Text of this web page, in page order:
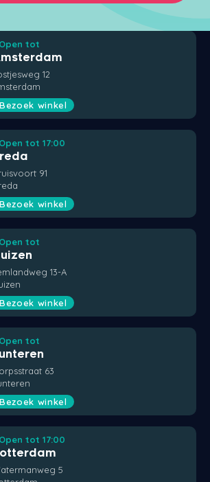
Open tot
12
Bezoek winkel
Open tot 17:00
91
Bezoek winkel
Open tot
13-A
Bezoek winkel
Open tot
63
Bezoek winkel
Open tot 17:00
5